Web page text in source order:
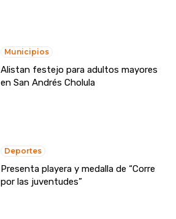
Municipios
Alistan festejo para adultos mayores
en San Andrés Cholula
Deportes
Presenta playera y medalla de “Corre
por las juventudes”